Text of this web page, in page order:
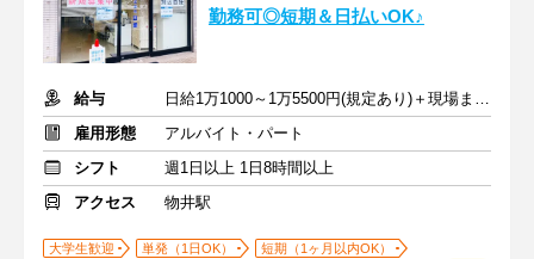
勤務可◎短期＆日払いOK♪
給与
日給1万1000～1万5500円(規定あり)＋現場までの交通費全額支給
雇用形態
アルバイト・パート
シフト
週1日以上 1日8時間以上
アクセス
物井駅
大学生歓迎 単発（1日OK）
短期（1ヶ月以内OK）